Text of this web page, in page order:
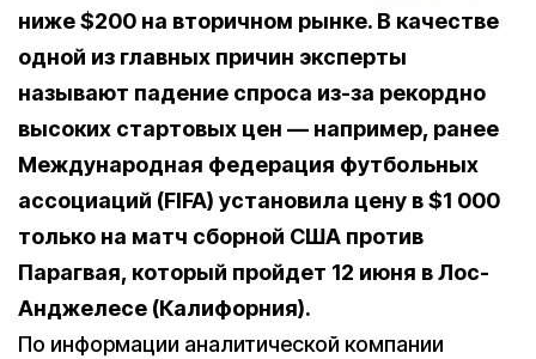
ниже $200 на вторичном рынке. В качестве
одной из главных причин эксперты
называют падение спроса из-за рекордно
высоких стартовых цен — например, ранее
Международная федерация футбольных
ассоциаций (FIFA) установила цену в $1 000
только на матч сборной США против
Парагвая, который пройдет 12 июня в Лос-
Анджелесе (Калифорния).
По информации аналитической компании